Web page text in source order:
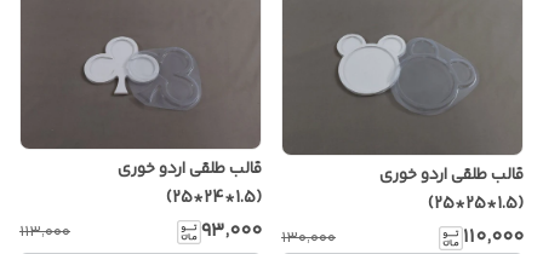
قالب طلقی اردو خوری
(1.5*25*25)
۱۱۰٬۰۰۰ ۱۳۰٬۰۰۰
قالب طلقی اردو خوری
(1.5*24*25)
۹۳٬۰۰۰ ۱۱۳٬۰۰۰